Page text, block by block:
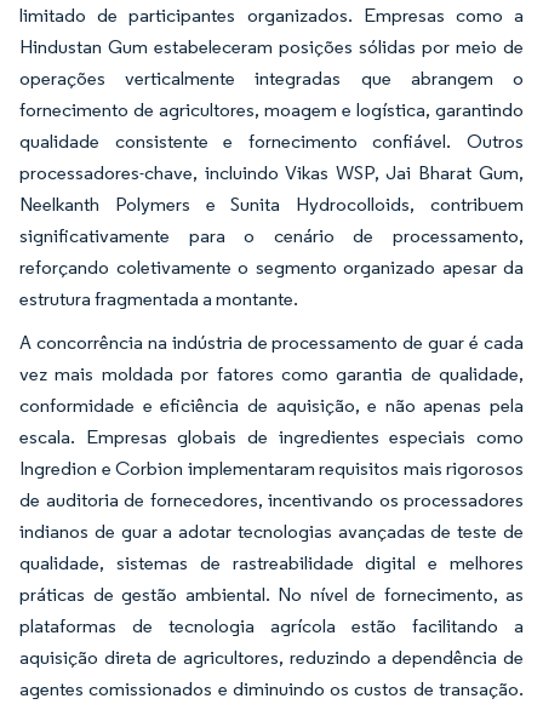
limitado de participantes organizados. Empresas como a
Hindustan Gum estabeleceram posições sólidas por meio de
operações verticalmente integradas que abrangem o
fornecimento de agricultores, moagem e logística, garantindo
qualidade consistente e fornecimento confiável. Outros
processadores-chave, incluindo Vikas WSP, Jai Bharat Gum,
Neelkanth Polymers e Sunita Hydrocolloids, contribuem
significativamente para o cenário de processamento,
reforçando coletivamente o segmento organizado apesar da
estrutura fragmentada a montante.
A concorrência na indústria de processamento de guar é cada
vez mais moldada por fatores como garantia de qualidade,
conformidade e eficiência de aquisição, e não apenas pela
escala. Empresas globais de ingredientes especiais como
Ingredion e Corbion implementaram requisitos mais rigorosos
de auditoria de fornecedores, incentivando os processadores
indianos de guar a adotar tecnologias avançadas de teste de
qualidade, sistemas de rastreabilidade digital e melhores
práticas de gestão ambiental. No nível de fornecimento, as
plataformas de tecnologia agrícola estão facilitando a
aquisição direta de agricultores, reduzindo a dependência de
agentes comissionados e diminuindo os custos de transação.